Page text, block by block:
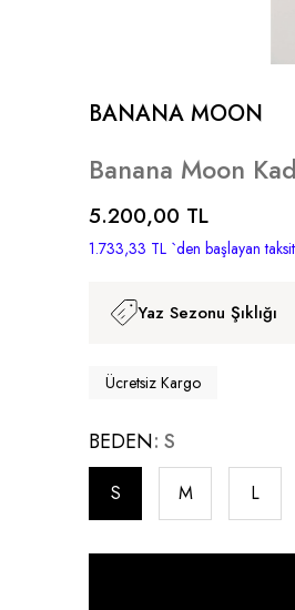
BANANA MOON
Banana Moon
5.200,00 TL
1.733,33 TL `den başlayan
Yaz Sezonu Şıklığı
Ücretsiz Kargo
BEDEN S
S M L